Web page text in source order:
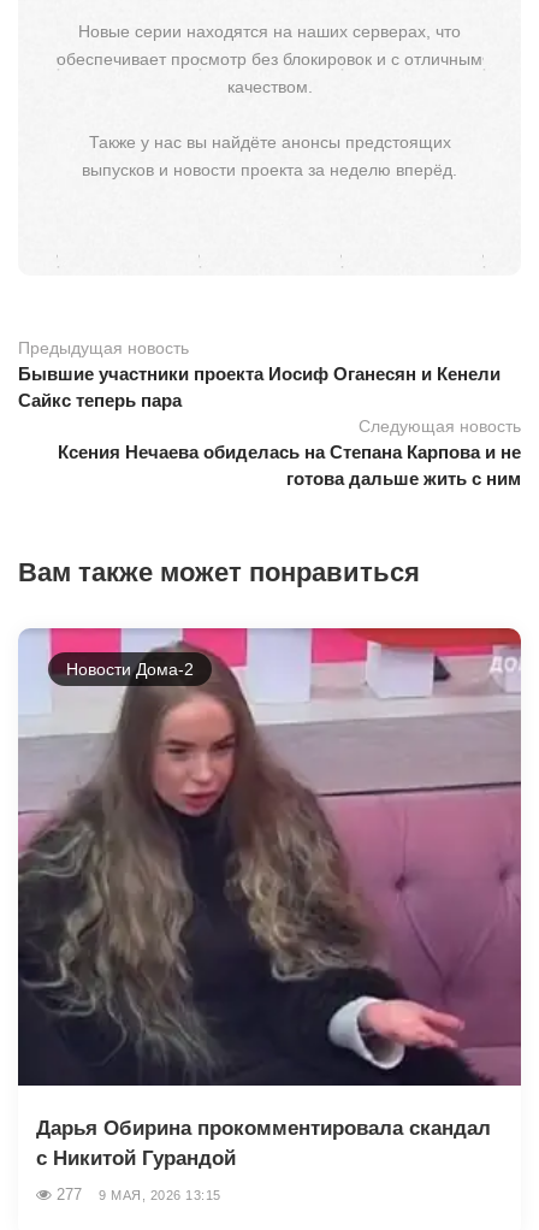
Новые серии находятся на наших серверах, что
обеспечивает просмотр без блокировок и с отличным
качеством.
Также у нас вы найдёте анонсы предстоящих
выпусков и новости проекта за неделю вперёд.
Предыдущая новость
Бывшие участники проекта Иосиф Оганесян и Кенели
Сайкс теперь пара
Следующая новость
Ксения Нечаева обиделась на Степана Карпова и не
готова дальше жить с ним
Вам также может понравиться
Новости Дома-2
Дарья Обирина прокомментировала скандал
с Никитой Гурандой
277 9 МАЯ, 2026 13:15